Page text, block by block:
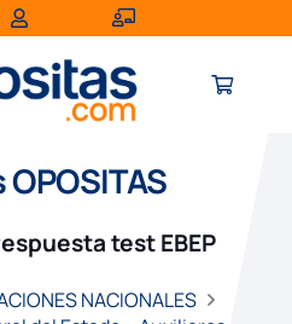
test EBEP
NACIONALES